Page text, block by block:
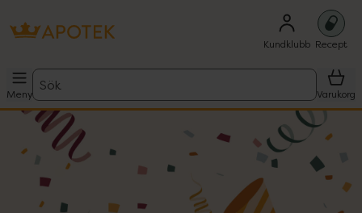
Kundklubb Recept
Meny
Sök
Varukorg